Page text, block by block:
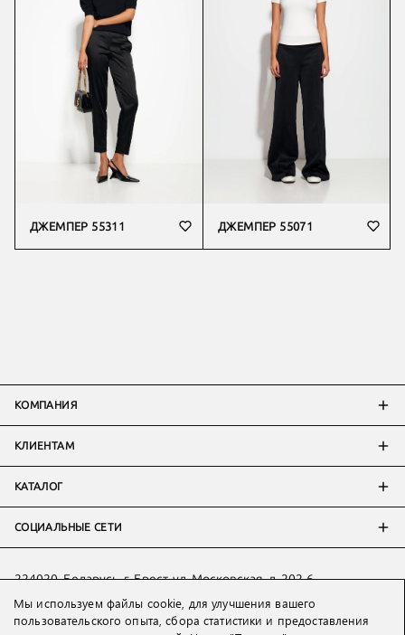
ДЖЕМПЕР 55311 ДЖЕМПЕР 55071
КОМПАНИЯ
КЛИЕНТАМ
КАТАЛОГ
СОЦИАЛЬНЫЕ СЕТИ
224020, Беларусь, г. Брест, ул. Московская, д. 202-6
Тел:+7 993 398 36 60(WhatsApp
Тел:+375 29 205 80 10( WhatsApp,Viber)
Мы используем файлы cookie, для улучшения вашего
пользовательского опыта, сбора статистики и предоставления